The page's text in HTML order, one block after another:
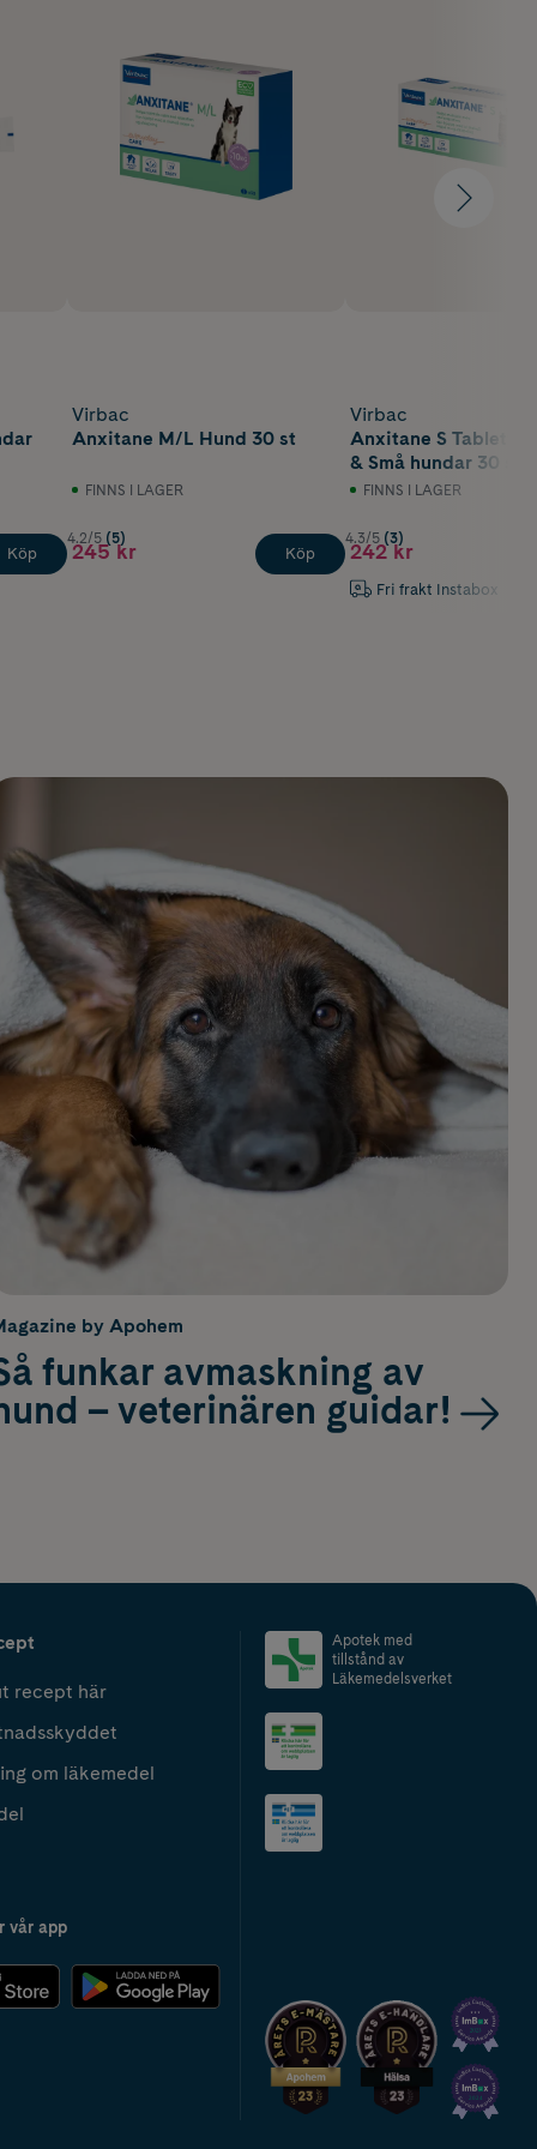
Köp
Virbac
Anxitane M/L Hund 30 st
FINNS I LAGER
4.2/5 (5)
245 kr Köp
Virbac
Anxitane S Tablett
& Små hundar 30 st
FINNS I LAGER
4.3/5 (3)
242 kr
Fri frakt Instabox
by Apohem
funkar avmaskning av
– veterinären guidar!
recept här
om läkemedel
vår app
Apotek med
tillstånd av
Läkemedelsverket
2024